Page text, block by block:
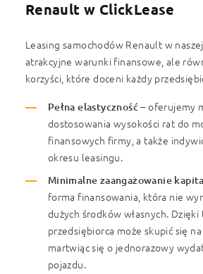
Renault w ClickLease
Leasing samochodów Renault w
atrakcyjne warunki finansowe, ale
korzyści, które doceni każdy
Pełna elastyczność – oferujemy
dostosowania wysokości rat do
finansowych firmy, a także
okresu leasingu.
Minimalne zaangażowanie
forma finansowania, która nie
dużych środków własnych. Dzięki
przedsiębiorca może skupić się
martwiąc się o jednorazowy
pojazdu.